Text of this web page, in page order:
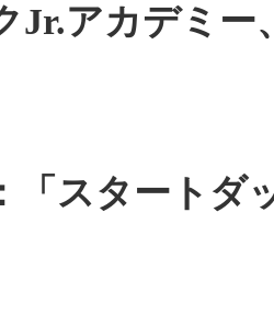
Jr.アカデミ
「スタートダ